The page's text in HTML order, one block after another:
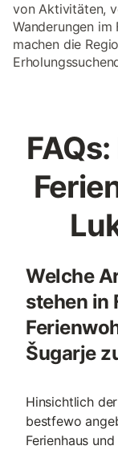
von Aktivitäten,
Wanderungen
machen die
Welche
stehen in
Šugarje
Hinsichtlich
bestfewo
Ferienhaus